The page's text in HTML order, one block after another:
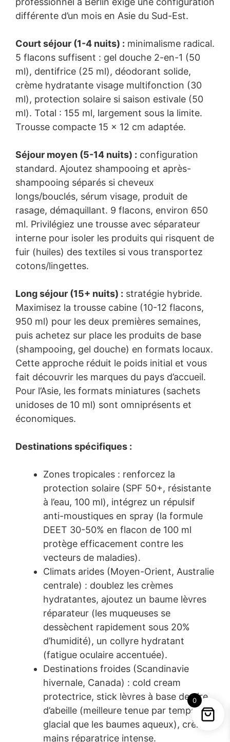
différente d’un mois en Asie du Sud-Est.
Court séjour (1-4 nuits) : minimalisme radical.
5 flacons suffisent : gel douche 2-en-1 (50
ml), dentifrice (25 ml), déodorant solide,
crème hydratante visage multifonction (30
ml), protection solaire si saison estivale (50
ml). Total : 155 ml, largement sous la limite.
Trousse compacte 15 x 12 cm adaptée.
Séjour moyen (5-14 nuits) : configuration
standard. Ajoutez shampooing et après-
shampooing séparés si cheveux
longs/bouclés, sérum visage, produit de
rasage, démaquillant. 9 flacons, environ 650
ml. Privilégiez une trousse avec séparateur
interne pour isoler les produits qui risquent de
fuir (huiles) des textiles si vous transportez
cotons/lingettes.
Long séjour (15+ nuits) : stratégie hybride.
Maximisez la trousse cabine (10-12 flacons,
950 ml) pour les deux premières semaines,
puis achetez sur place les produits de base
(shampooing, gel douche) en formats locaux.
Cette approche réduit le poids initial et vous
fait découvrir les marques du pays d’accueil.
Pour l’Asie, les formats miniatures (sachets
unidoses de 10 ml) sont omniprésents et
économiques.
Destinations spécifiques :
Zones tropicales : renforcez la
protection solaire (SPF 50+, résistante
à l’eau, 100 ml), intégrez un répulsif
anti-moustiques en spray (la formule
DEET 30-50% en flacon de 100 ml
protège efficacement contre les
vecteurs de maladies).
Climats arides (Moyen-Orient, Australie
centrale) : doublez les crèmes
hydratantes, ajoutez un baume lèvres
réparateur (les muqueuses se
dessèchent rapidement sous 20%
d’humidité), un collyre hydratant
(fatigue oculaire accentuée).
Destinations froides (Scandinavie
hivernale, Canada) : cold cream
protectrice, stick lèvres à base de cire
d’abeille (meilleure tenue par temps
glacial que les baumes aqueux), crème
mains réparatrice intense.
0